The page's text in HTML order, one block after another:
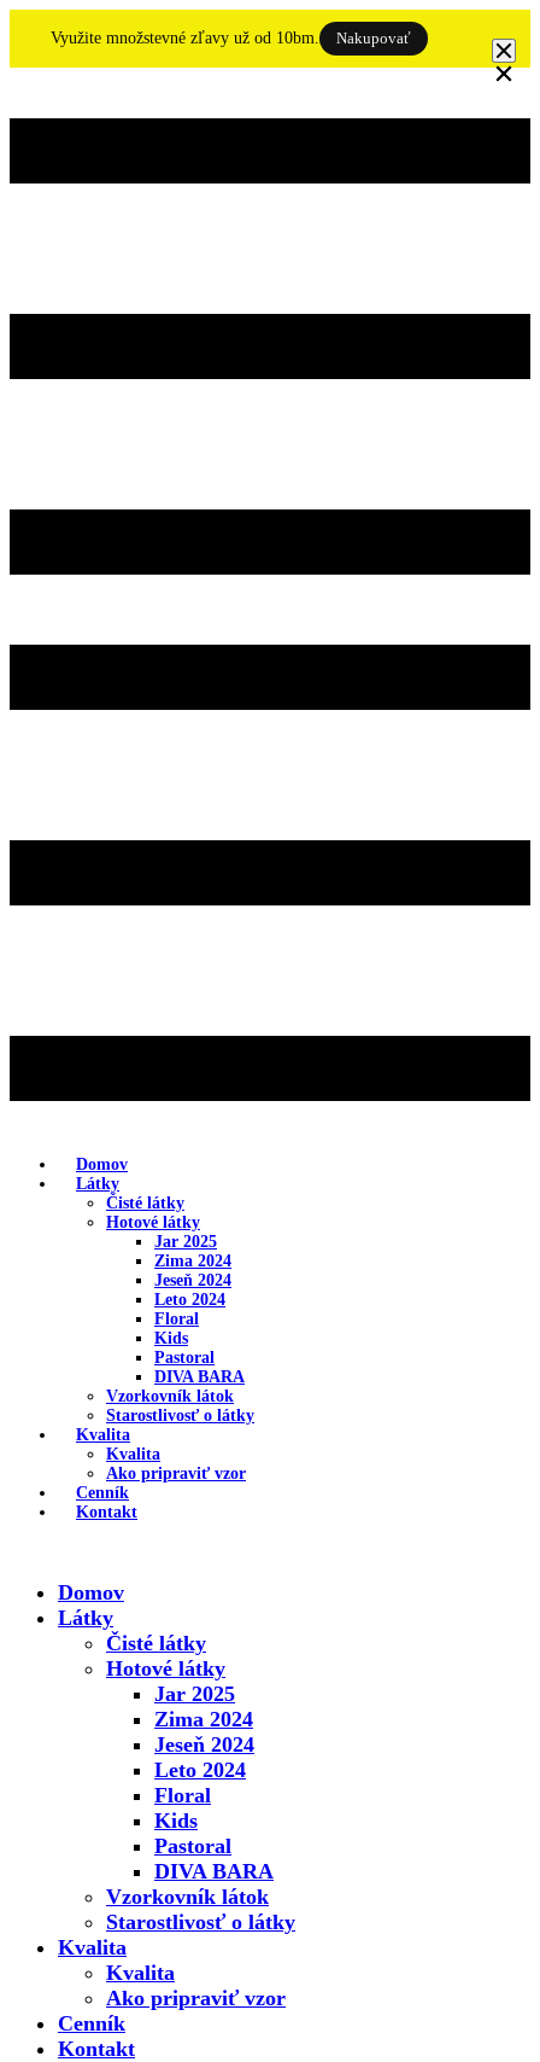
Využite množstevné zľavy už od 10bm. Nakupovať
Domov
Látky
Čisté látky
Hotové látky
Jar 2025
Zima 2024
Jeseň 2024
Leto 2024
Floral
Kids
Pastoral
DIVA BARA
Vzorkovník látok
Starostlivosť o látky
Kvalita
Kvalita
Ako pripraviť vzor
Cenník
Kontakt
Domov
Látky
Čisté látky
Hotové látky
Jar 2025
Zima 2024
Jeseň 2024
Leto 2024
Floral
Kids
Pastoral
DIVA BARA
Vzorkovník látok
Starostlivosť o látky
Kvalita
Kvalita
Ako pripraviť vzor
Cenník
Kontakt